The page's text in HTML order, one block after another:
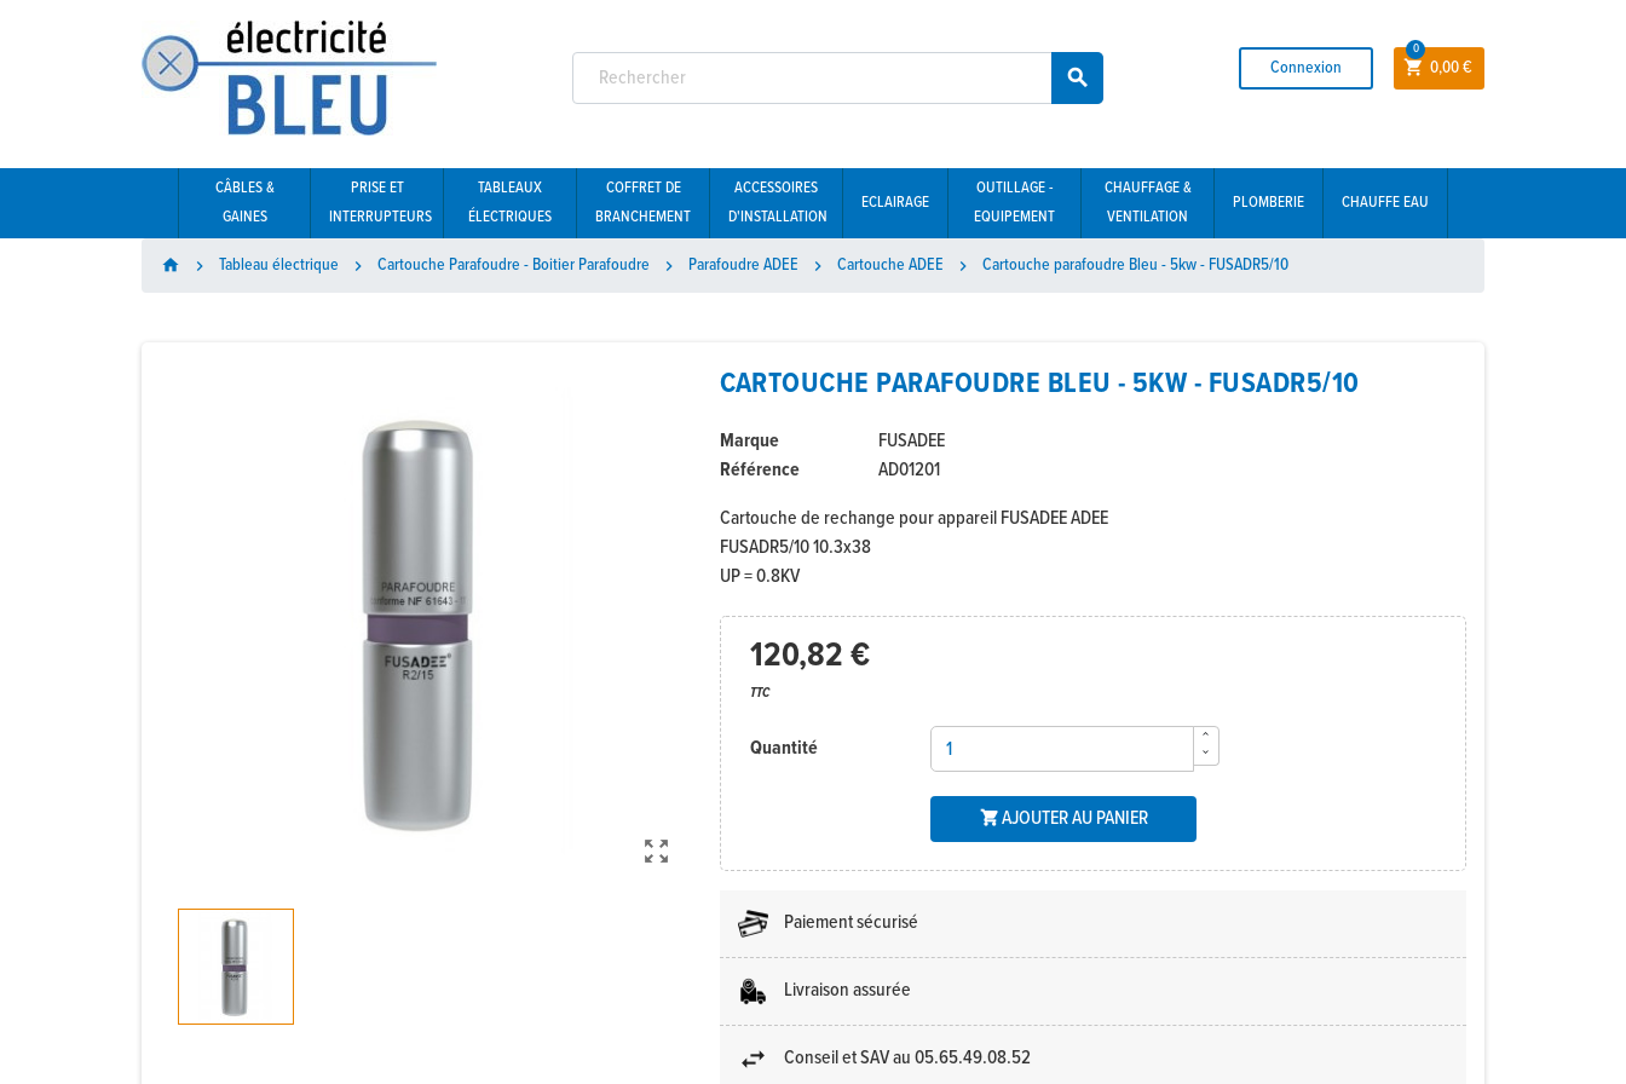
 Connexion  0,00 €
0
CÂBLES &
GAINES
PRISE ET
INTERRUPTEURS
TABLEAUX
ÉLECTRIQUES
COFFRET DE
BRANCHEMENT
ACCESSOIRES
D'INSTALLATION
ECLAIRAGE
OUTILLAGE -
EQUIPEMENT
CHAUFFAGE &
VENTILATION
PLOMBERIE CHAUFFE EAU
home  Tableau électrique  Cartouche Parafoudre - Boitier Parafoudre  Parafoudre ADEE  Cartouche ADEE  Cartouche parafoudre Bleu - 5kw - FUSADR5/10

CARTOUCHE PARAFOUDRE BLEU - 5KW - FUSADR5/10
Marque
FUSADEE
Référence
AD01201
Cartouche de rechange pour appareil FUSADEE ADEE
FUSADR5/10 10.3x38
UP = 0.8KV
120,82 €
TTC
Quantité
AJOUTER AU PANIER
Paiement sécurisé
Livraison assurée
Conseil et SAV au 05.65.49.08.52